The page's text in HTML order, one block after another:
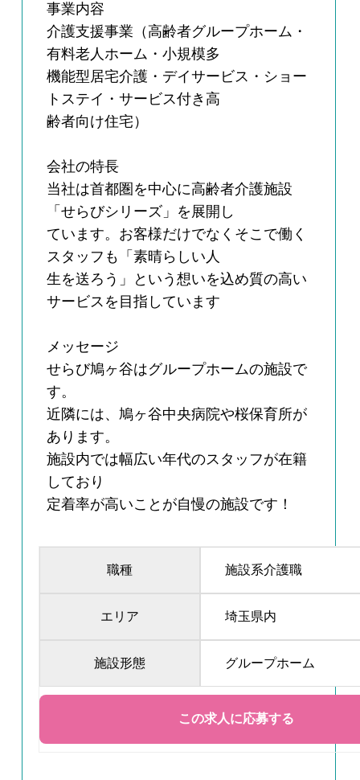
事業内容
介護支援事業（高齢者グループホーム・
有料老人ホーム・小規模多
機能型居宅介護・デイサービス・ショー
トステイ・サービス付き高
齢者向け住宅）
会社の特長
当社は首都圏を中心に高齢者介護施設
「せらびシリーズ」を展開し
ています。お客様だけでなくそこで働く
スタッフも「素晴らしい人
生を送ろう」という想いを込め質の高い
サービスを目指しています
メッセージ
せらび鳩ヶ谷はグループホームの施設で
す。
近隣には、鳩ヶ谷中央病院や桜保育所が
あります。
施設内では幅広い年代のスタッフが在籍
しており
定着率が高いことが自慢の施設です！
職種 施設系介護職
エリア 埼玉県内
施設形態 グループホーム